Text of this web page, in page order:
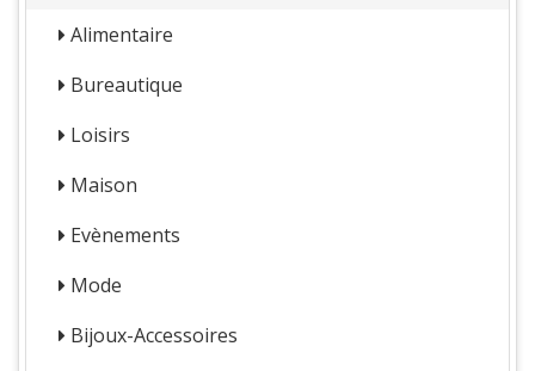
Alimentaire
Bureautique
Loisirs
Maison
Evènements
Mode
Bijoux-Accessoires